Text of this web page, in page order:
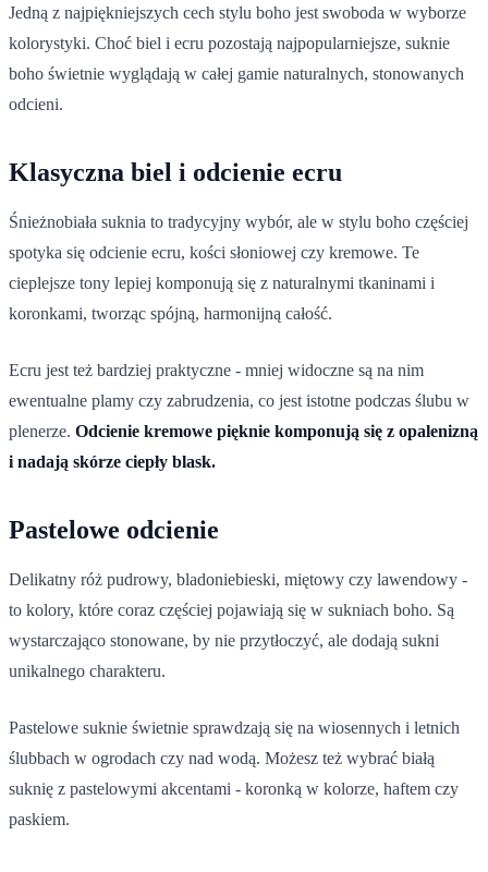
Jedną z najpiękniejszych cech stylu boho jest swoboda w wyborze
kolorystyki. Choć biel i ecru pozostają najpopularniejsze, suknie
boho świetnie wyglądają w całej gamie naturalnych, stonowanych
odcieni.
Klasyczna biel i odcienie ecru
Śnieżnobiała suknia to tradycyjny wybór, ale w stylu boho częściej
spotyka się odcienie ecru, kości słoniowej czy kremowe. Te
cieplejsze tony lepiej komponują się z naturalnymi tkaninami i
koronkami, tworząc spójną, harmonijną całość.
Ecru jest też bardziej praktyczne - mniej widoczne są na nim
ewentualne plamy czy zabrudzenia, co jest istotne podczas ślubu w
plenerze. Odcienie kremowe pięknie komponują się z opalenizną
i nadają skórze ciepły blask.
Pastelowe odcienie
Delikatny róż pudrowy, bladoniebieski, miętowy czy lawendowy -
to kolory, które coraz częściej pojawiają się w sukniach boho. Są
wystarczająco stonowane, by nie przytłoczyć, ale dodają sukni
unikalnego charakteru.
Pastelowe suknie świetnie sprawdzają się na wiosennych i letnich
ślubbach w ogrodach czy nad wodą. Możesz też wybrać białą
suknię z pastelowymi akcentami - koronką w kolorze, haftem czy
paskiem.